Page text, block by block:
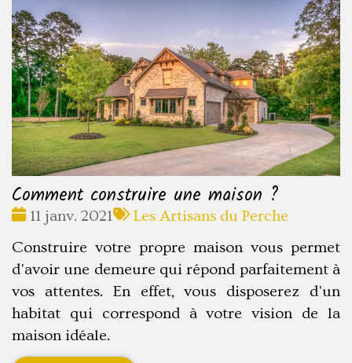
Comment construire une maison ?
Date
11 janv. 2021
Tags
Les Artisans du Perche
Construire votre propre maison vous permet
d'avoir une demeure qui répond parfaitement à
vos attentes. En effet, vous disposerez d'un
habitat qui correspond à votre vision de la
maison idéale.